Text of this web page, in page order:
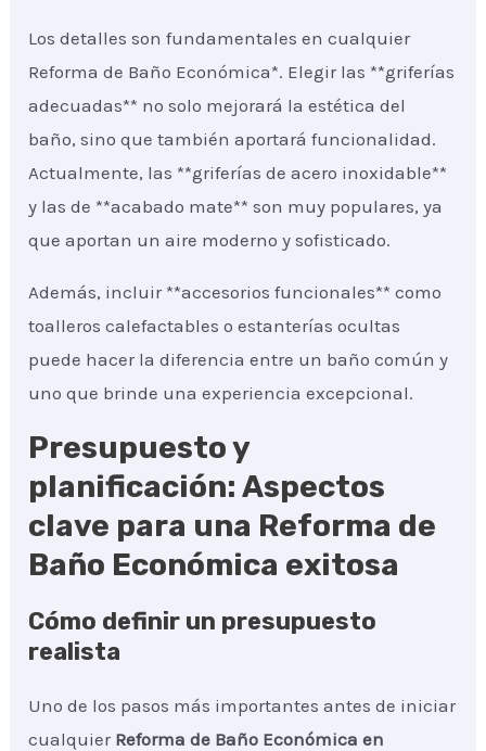
Los detalles son fundamentales en cualquier
Reforma de Baño Económica*. Elegir las **griferías
adecuadas** no solo mejorará la estética del
baño, sino que también aportará funcionalidad.
Actualmente, las **griferías de acero inoxidable**
y las de **acabado mate** son muy populares, ya
que aportan un aire moderno y sofisticado.
Además, incluir **accesorios funcionales** como
toalleros calefactables o estanterías ocultas
puede hacer la diferencia entre un baño común y
uno que brinde una experiencia excepcional.
Presupuesto y
planificación: Aspectos
clave para una Reforma de
Baño Económica exitosa
Cómo definir un presupuesto
realista
Uno de los pasos más importantes antes de iniciar
cualquier Reforma de Baño Económica en